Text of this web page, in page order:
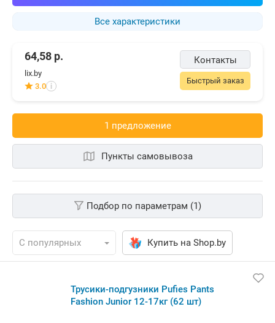
Все характеристики
Контакты
Быстрый заказ
64,58 р.
lix.by
3.0 i
1 предложениe
Пункты самовывоза
Подбор по параметрам (1)
Купить на Shop.by
Трусики-подгузники Pufies Pants
Fashion Junior 12-17кг (62 шт)